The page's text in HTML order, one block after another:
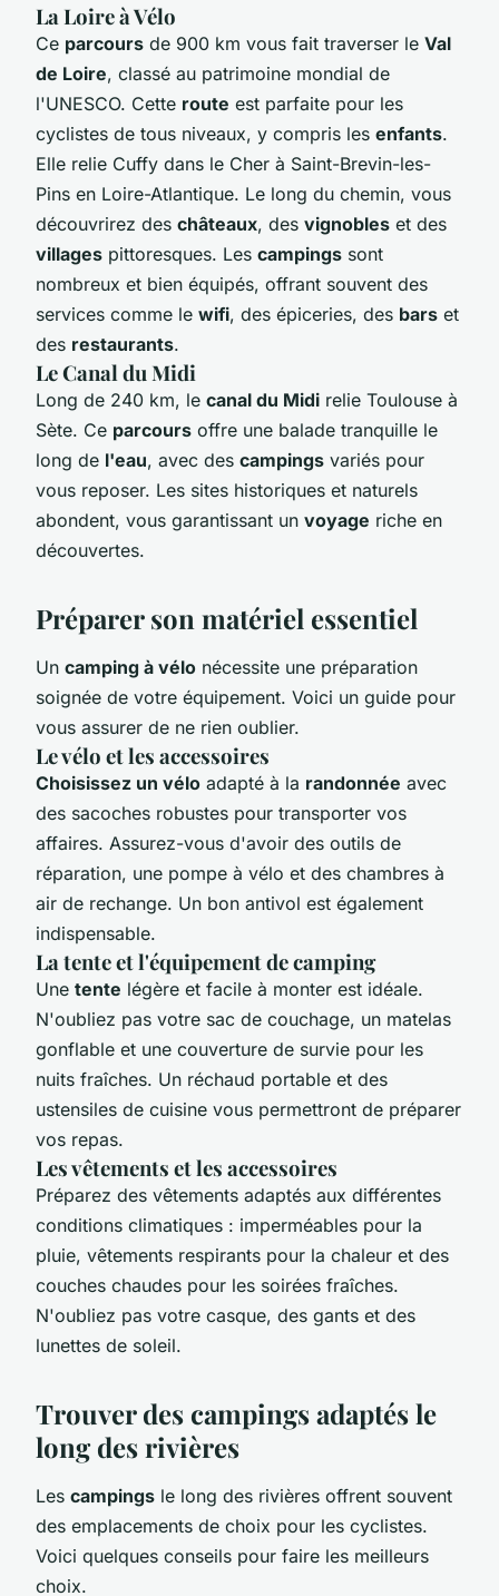
La Loire à Vélo
Ce parcours de 900 km vous fait traverser le Val
de Loire, classé au patrimoine mondial de
l'UNESCO. Cette route est parfaite pour les
cyclistes de tous niveaux, y compris les enfants.
Elle relie Cuffy dans le Cher à Saint-Brevin-les-
Pins en Loire-Atlantique. Le long du chemin, vous
découvrirez des châteaux, des vignobles et des
villages pittoresques. Les campings sont
nombreux et bien équipés, offrant souvent des
services comme le wifi, des épiceries, des bars et
des restaurants.
Le Canal du Midi
Long de 240 km, le canal du Midi relie Toulouse à
Sète. Ce parcours offre une balade tranquille le
long de l'eau, avec des campings variés pour
vous reposer. Les sites historiques et naturels
abondent, vous garantissant un voyage riche en
découvertes.
Préparer son matériel essentiel
Un camping à vélo nécessite une préparation
soignée de votre équipement. Voici un guide pour
vous assurer de ne rien oublier.
Le vélo et les accessoires
Choisissez un vélo adapté à la randonnée avec
des sacoches robustes pour transporter vos
affaires. Assurez-vous d'avoir des outils de
réparation, une pompe à vélo et des chambres à
air de rechange. Un bon antivol est également
indispensable.
La tente et l'équipement de camping
Une tente légère et facile à monter est idéale.
N'oubliez pas votre sac de couchage, un matelas
gonflable et une couverture de survie pour les
nuits fraîches. Un réchaud portable et des
ustensiles de cuisine vous permettront de préparer
vos repas.
Les vêtements et les accessoires
Préparez des vêtements adaptés aux différentes
conditions climatiques : imperméables pour la
pluie, vêtements respirants pour la chaleur et des
couches chaudes pour les soirées fraîches.
N'oubliez pas votre casque, des gants et des
lunettes de soleil.
Trouver des campings adaptés le
long des rivières
Les campings le long des rivières offrent souvent
des emplacements de choix pour les cyclistes.
Voici quelques conseils pour faire les meilleurs
choix.